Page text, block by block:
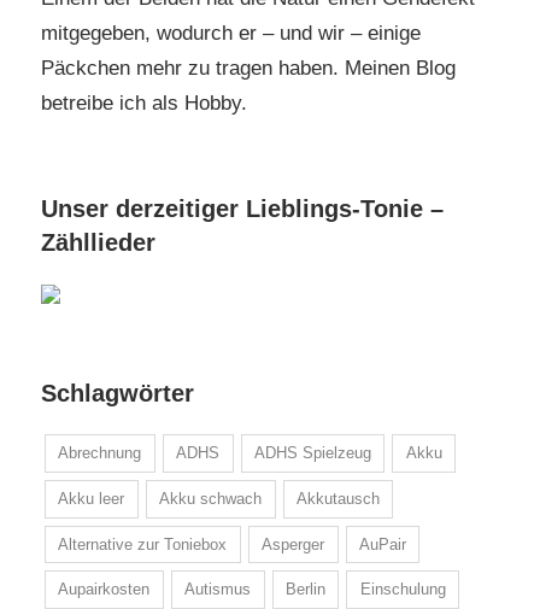
mitgegeben, wodurch er – und wir – einige
Päckchen mehr zu tragen haben. Meinen Blog
betreibe ich als Hobby.
Unser derzeitiger Lieblings-Tonie –
Zähllieder
Schlagwörter
Abrechnung ADHS ADHS Spielzeug Akku
Akku leer Akku schwach Akkutausch
Alternative zur Toniebox Asperger AuPair
Aupairkosten Autismus Berlin Einschulung